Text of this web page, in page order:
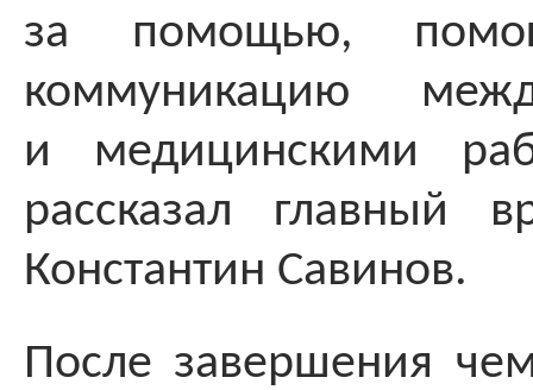
за помощью,
коммуникацию
и медицинскими
рассказал
Константин Савинов.
После завершения